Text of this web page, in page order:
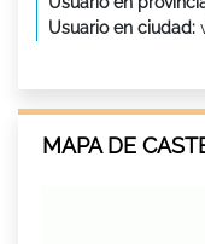
Usuario en ciudad:
MAPA DE